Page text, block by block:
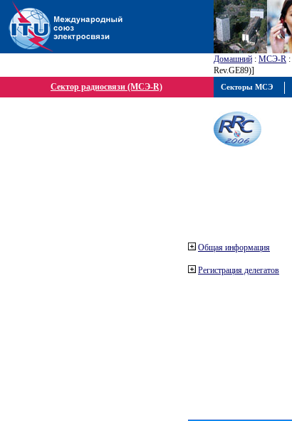
Домашний : МСЭ-R :
Rev.GE89)]
Сектор радиосвязи (МСЭ-R)
Общая информация
Регистрация делегатов
Секторы МСЭ